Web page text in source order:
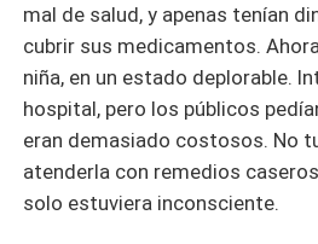
mal de salud, y apenas tenían
cubrir sus medicamentos.
niña, en un estado deplorable.
hospital, pero los públicos
eran demasiado costosos. No
atenderla con remedios
solo estuviera inconsciente.